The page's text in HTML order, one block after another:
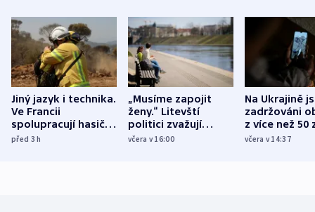
Jiný jazyk i technika.
Ve Francii
spolupracují hasiči z
různých zemí
před 3h
„Musíme zapojit
ženy.“ Litevští
politici zvažují
dohodu o
včera v 16:00
Na Ukrajině
zadržováni
z více než 50
Bojovali na
včera v 14:37